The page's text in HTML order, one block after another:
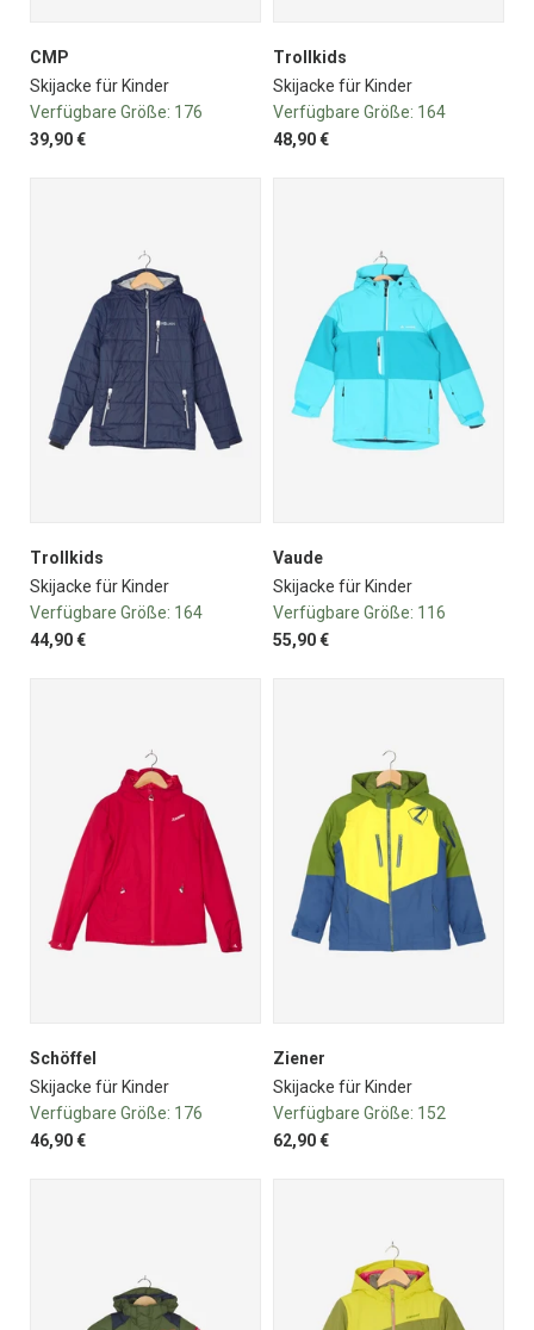
CMP
Skijacke für Kinder
Verfügbare Größe: 176
39,90 €
Trollkids
Skijacke für Kinder
Verfügbare Größe: 164
48,90 €
Trollkids
Skijacke für Kinder
Verfügbare Größe: 164
44,90 €
Vaude
Skijacke für Kinder
Verfügbare Größe: 116
55,90 €
Schöffel
Skijacke für Kinder
Verfügbare Größe: 176
46,90 €
Ziener
Skijacke für Kinder
Verfügbare Größe: 152
62,90 €